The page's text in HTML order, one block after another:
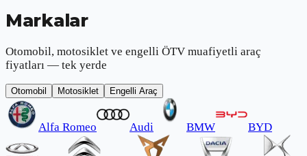
Markalar
Otomobil, motosiklet ve engelli ÖTV muafiyetli araç
fiyatları — tek yerde
Otomobil Motosiklet Engelli Araç
Alfa Romeo Audi BMW BYD